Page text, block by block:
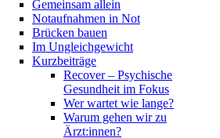
Gemeinsam allein
Notaufnahmen in Not
Brücken bauen
Im Ungleichgewicht
Kurzbeiträge
Recover – Psychische
Gesundheit im Fokus
Wer wartet wie lange?
Warum gehen wir zu
Ärzt:innen?